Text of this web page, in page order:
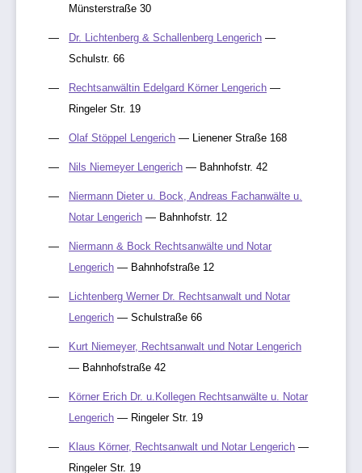
Münsterstraße 30
Dr. Lichtenberg & Schallenberg Lengerich —
Schulstr. 66
Rechtsanwältin Edelgard Körner Lengerich —
Ringeler Str. 19
Olaf Stöppel Lengerich — Lienener Straße 168
Nils Niemeyer Lengerich — Bahnhofstr. 42
Niermann Dieter u. Bock, Andreas Fachanwälte u.
Notar Lengerich — Bahnhofstr. 12
Niermann & Bock Rechtsanwälte und Notar
Lengerich — Bahnhofstraße 12
Lichtenberg Werner Dr. Rechtsanwalt und Notar
Lengerich — Schulstraße 66
Kurt Niemeyer, Rechtsanwalt und Notar Lengerich
— Bahnhofstraße 42
Körner Erich Dr. u.Kollegen Rechtsanwälte u. Notar
Lengerich — Ringeler Str. 19
Klaus Körner, Rechtsanwalt und Notar Lengerich —
Ringeler Str. 19